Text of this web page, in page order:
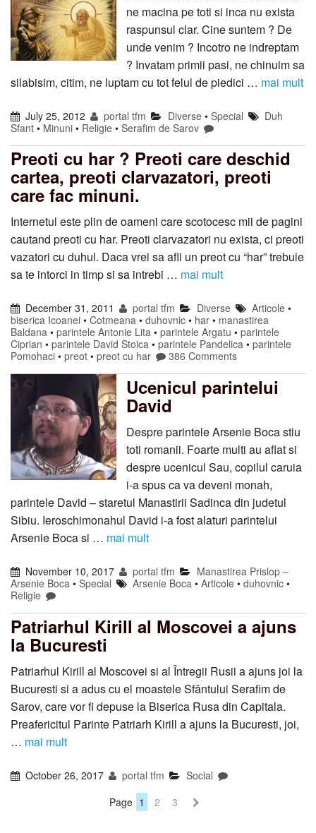
ne macina pe toti si inca nu exista
raspunsul clar. Cine suntem ? De
unde venim ? Incotro ne indreptam
? Invatam primii pasi, ne chinuim sa
silabisim, citim, ne luptam cu tot felul de piedici … mai mult
July 25, 2012 portal tfm Diverse• Special
Duh
Sfant • Minuni • Religie • Serafim de Sarov
Preoti cu har ? Preoti care deschid
cartea, preoti clarvazatori, preoti
care fac minuni.
Internetul este plin de oameni care scotocesc mii de pagini
cautand preoti cu har. Preoti clarvazatori nu exista, ci preoti
vazatori cu duhul. Daca vrei sa afli un preot cu “har” trebuie
sa te intorci in timp si sa intrebi … mai mult
December 31, 2011 portal tfm Diverse Articole•
biserica Icoanei • Cotmeana • duhovnic • har • manastirea
Baldana • parintele Antonie Lita • parintele Argatu • parintele
Ciprian • parintele David Stoica • parintele Pandelica • parintele
Pomohaci • preot • preot cu har 386 Comments
Ucenicul parintelui
David
Despre parintele Arsenie Boca stiu
toti romanii. Foarte multi au aflat si
despre ucenicul Sau, copilul caruia
i-a spus ca va deveni monah,
parintele David – staretul Manastirii Sadinca din judetul
Sibiu. Ieroschimonahul David i-a fost alaturi parintelui
Arsenie Boca si … mai mult
November 10, 2017 portal tfm
Manastirea Prislop –
Arsenie Boca • Special Arsenie Boca •Articole •duhovnic •
Religie
Patriarhul Kirill al Moscovei a ajuns
la Bucuresti
Patriarhul Kirill al Moscovei si al Întregii Rusii a ajuns joi la
Bucuresti si a adus cu el moastele Sfântului Serafim de
Sarov, care vor fi depuse la Biserica Rusa din Capitala.
Preafericitul Parinte Patriarh Kirill a ajuns la Bucuresti, joi,
… mai mult
October 26, 2017 portal tfm
Social
Page 1 2 3